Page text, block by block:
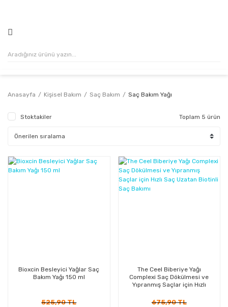
Anasayfa Kişisel Bakım Saç Bakım Saç Bakım Yağı
Stoktakiler Toplam 5 ürün
Bioxcin Besleyici Yağlar Saç
Bakım Yağı 150 ml
525,90 TL
%53
Kazanç
The Ceel Biberiye Yağı
Complexi Saç Dökülmesi ve
Yıpranmış Saçlar için Hızlı
Bakımı
675,90 TL